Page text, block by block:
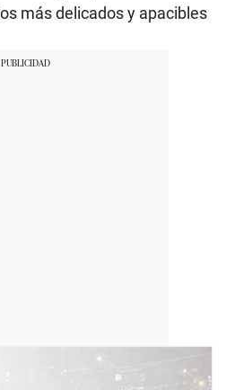
más delicados y apacibles